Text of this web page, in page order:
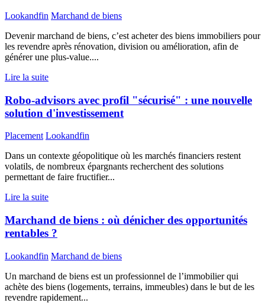
Lookandfin Marchand de biens
Devenir marchand de biens, c’est acheter des biens immobiliers pour
les revendre après rénovation, division ou amélioration, afin de
générer une plus-value....
Lire la suite
Robo-advisors avec profil "sécurisé" : une nouvelle
solution d'investissement
Placement Lookandfin
Dans un contexte géopolitique où les marchés financiers restent
volatils, de nombreux épargnants recherchent des solutions
permettant de faire fructifier...
Lire la suite
Marchand de biens : où dénicher des opportunités
rentables ?
Lookandfin Marchand de biens
Un marchand de biens est un professionnel de l’immobilier qui
achète des biens (logements, terrains, immeubles) dans le but de les
revendre rapidement...